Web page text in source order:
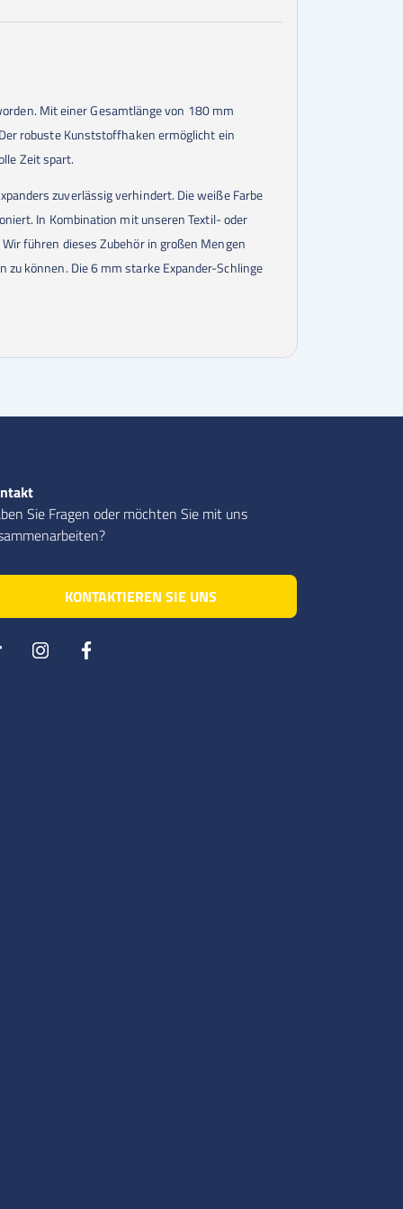
Mit einer Gesamtlänge von 180 mm
robuste Kunststoffhaken ermöglicht ein
Zeit spart.
zuverlässig verhindert. Die weiße Farbe
In Kombination mit unseren Textil- oder
führen dieses Zubehör in großen Mengen
können. Die 6 mm starke Expander-Schlinge
Sie Fragen oder möchten Sie mit uns
KONTAKTIEREN SIE UNS